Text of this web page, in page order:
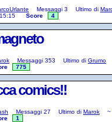
Messaggi 3 Ultimo di
Score 4
Messaggi 353 Ultimo di Grumo
775
comics!!
Messaggi 27 Ultimo di Marok ~
1